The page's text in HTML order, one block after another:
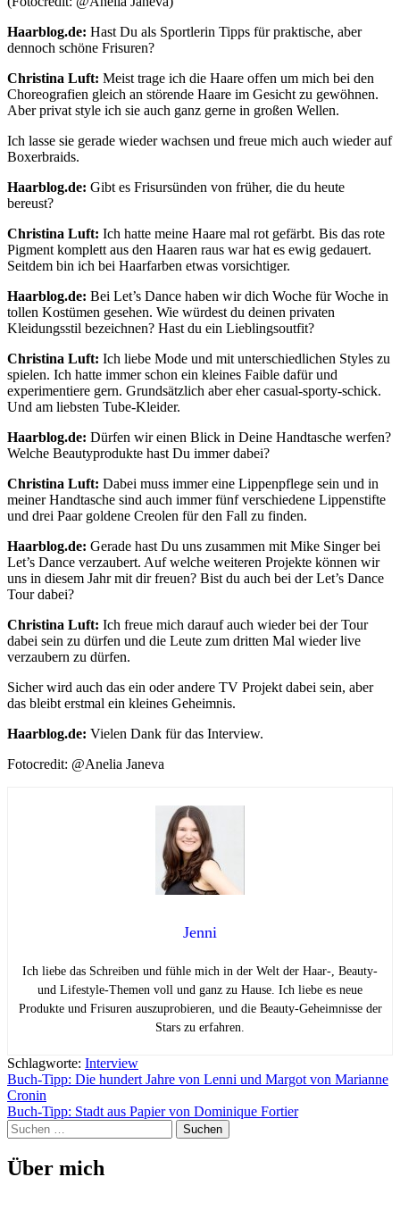
Haarblog.de: Hast Du als Sportlerin Tipps für praktische, aber
dennoch schöne Frisuren?
Christina Luft: Meist trage ich die Haare offen um mich bei den
Choreografien gleich an störende Haare im Gesicht zu gewöhnen.
Aber privat style ich sie auch ganz gerne in großen Wellen.
Ich lasse sie gerade wieder wachsen und freue mich auch wieder auf
Boxerbraids.
Haarblog.de: Gibt es Frisursünden von früher, die du heute
bereust?
Christina Luft: Ich hatte meine Haare mal rot gefärbt. Bis das rote
Pigment komplett aus den Haaren raus war hat es ewig gedauert.
Seitdem bin ich bei Haarfarben etwas vorsichtiger.
Haarblog.de: Bei Let’s Dance haben wir dich Woche für Woche in
tollen Kostümen gesehen. Wie würdest du deinen privaten
Kleidungsstil bezeichnen? Hast du ein Lieblingsoutfit?
Christina Luft: Ich liebe Mode und mit unterschiedlichen Styles zu
spielen. Ich hatte immer schon ein kleines Faible dafür und
experimentiere gern. Grundsätzlich aber eher casual-sporty-schick.
Und am liebsten Tube-Kleider.
Haarblog.de: Dürfen wir einen Blick in Deine Handtasche werfen?
Welche Beautyprodukte hast Du immer dabei?
Christina Luft: Dabei muss immer eine Lippenpflege sein und in
meiner Handtasche sind auch immer fünf verschiedene Lippenstifte
und drei Paar goldene Creolen für den Fall zu finden.
Haarblog.de: Gerade hast Du uns zusammen mit Mike Singer bei
Let’s Dance verzaubert. Auf welche weiteren Projekte können wir
uns in diesem Jahr mit dir freuen? Bist du auch bei der Let’s Dance
Tour dabei?
Christina Luft: Ich freue mich darauf auch wieder bei der Tour
dabei sein zu dürfen und die Leute zum dritten Mal wieder live
verzaubern zu dürfen.
Sicher wird auch das ein oder andere TV Projekt dabei sein, aber
das bleibt erstmal ein kleines Geheimnis.
Haarblog.de: Vielen Dank für das Interview.
Fotocredit: @Anelia Janeva
Jenni
Ich liebe das Schreiben und fühle mich in der Welt der Haar-, Beauty-
und Lifestyle-Themen voll und ganz zu Hause. Ich liebe es neue
Produkte und Frisuren auszuprobieren, und die Beauty-Geheimnisse der
Stars zu erfahren.
Schlagworte: Interview
Beitragsnavigation
Buch-Tipp: Die hundert Jahre von Lenni und Margot von Marianne
Cronin
Buch-Tipp: Stadt aus Papier von Dominique Fortier
Suchen
nach:
Über mich